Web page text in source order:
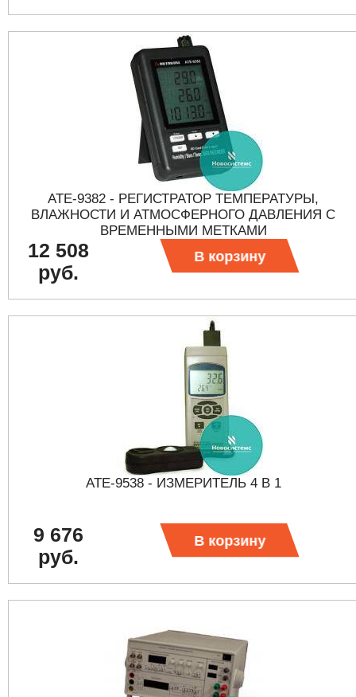
АТЕ-9382 - РЕГИСТРАТОР ТЕМПЕРАТУРЫ,
ВЛАЖНОСТИ И АТМОСФЕРНОГО ДАВЛЕНИЯ С
ВРЕМЕННЫМИ МЕТКАМИ
12 508
руб.
В корзину
АТЕ-9538 - ИЗМЕРИТЕЛЬ 4 В 1
9 676
руб.
В корзину